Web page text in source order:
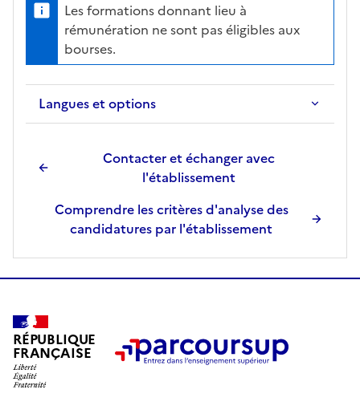
Les formations donnant lieu à
rémunération ne sont pas éligibles aux
bourses.
Langues et options
Contacter et échanger avec
l'établissement
Comprendre les critères d'analyse des
candidatures par l'établissement
RÉPUBLIQUE
FRANÇAISE